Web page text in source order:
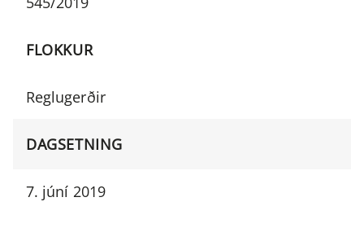
FLOKKUR
Reglugerðir
DAGSETNING
7. júní 2019